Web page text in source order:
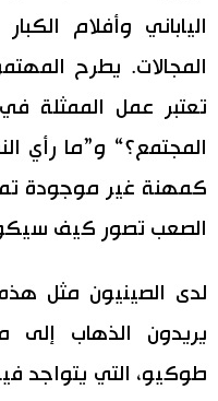
الياباني وأفلام
المجالات. يطرح
تعتبر عمل الممثلة
المجتمع؟“ و”ما رأي
كمهنة غير موجودة
الصعب تصور كيف
لدى الصينيون مثل
يريدون الذهاب
طوكيو، التي يتواجد